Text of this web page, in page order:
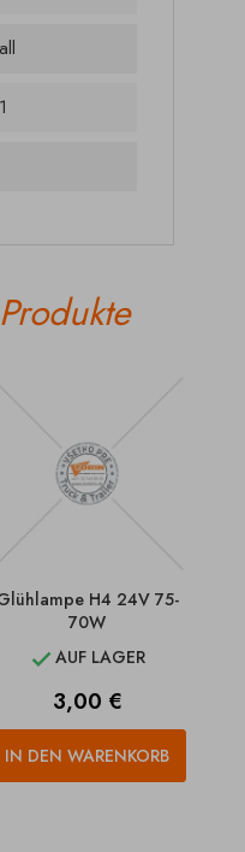
Produkte
H4 24V 75-
70W
AUF LAGER
Preis
3,00 €
IN DEN WARENKORB